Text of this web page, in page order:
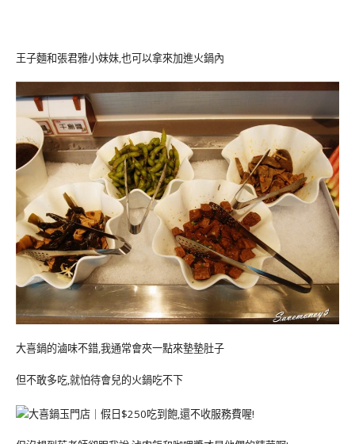
王子麵和張君雅小妹妹,也可以拿來加進火鍋內
大喜鍋的滷味不錯,我通常會夾一點來墊墊肚子
但不敢多吃,就怕待會兒的火鍋吃不下